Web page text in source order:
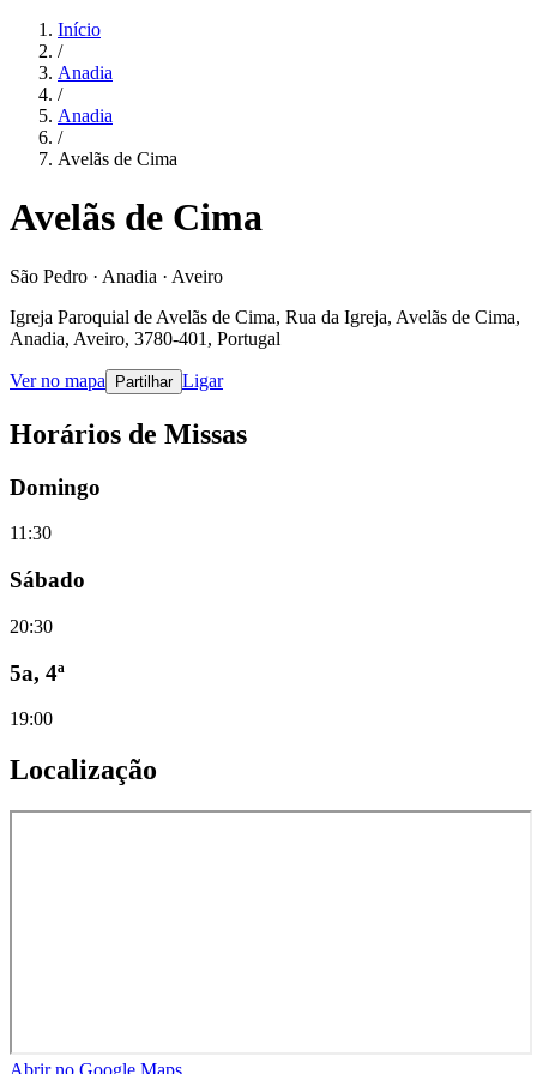
Início
/
Anadia
/
Anadia
/
Avelãs de Cima
Avelãs de Cima
São Pedro · Anadia · Aveiro
Igreja Paroquial de Avelãs de Cima, Rua da Igreja, Avelãs de Cima,
Anadia, Aveiro, 3780-401, Portugal
Ver no mapa Partilhar Ligar
Horários de Missas
Domingo
11:30
Sábado
20:30
5a, 4ª
19:00
Localização
Abrir no Google Maps